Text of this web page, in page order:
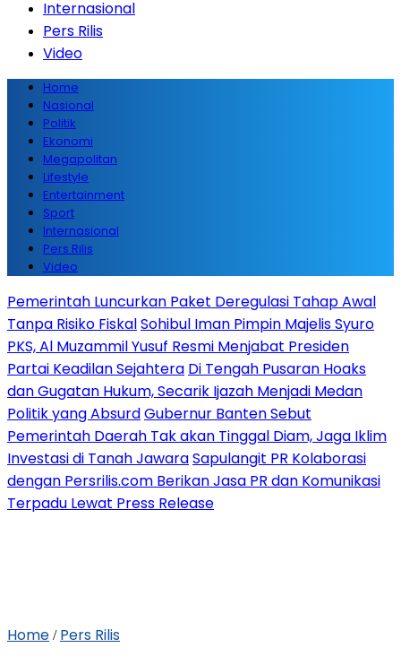
Internasional
Pers Rilis
Video
Home
Nasional
Politik
Ekonomi
Megapolitan
Lifestyle
Entertainment
Sport
Internasional
Pers Rilis
Video
Pemerintah Luncurkan Paket Deregulasi Tahap Awal
Tanpa Risiko FiskalSohibul Iman Pimpin Majelis Syuro
PKS, Al Muzammil Yusuf Resmi Menjabat Presiden
Partai Keadilan Sejahtera Di Tengah Pusaran Hoaks
dan Gugatan Hukum, Secarik Ijazah Menjadi Medan
Politik yang AbsurdGubernur Banten Sebut
Pemerintah Daerah Tak akan Tinggal Diam, Jaga Iklim
Investasi di Tanah JawaraSapulangit PR Kolaborasi
dengan Persrilis.com Berikan Jasa PR dan Komunikasi
Terpadu Lewat Press Release
Home / Pers Rilis